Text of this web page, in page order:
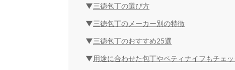
三徳包丁の選び方
三徳包丁のメーカー別の特徴
三徳包丁のおすすめ25選
用途に合わせた包丁やペティナイフもチェッ